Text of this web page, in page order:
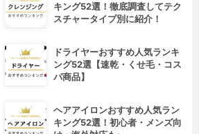
キング52選！徹底調査してテク
スチャータイプ別に紹介！
ドライヤーおすすめ人気ランキ
ング52選【速乾・くせ毛・コス
パ商品】
ヘアアイロンおすすめ人気ラン
キング52選！初心者・メンズ向